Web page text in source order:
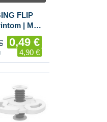
FLIP
| MIX
0,49 €
4,90 €